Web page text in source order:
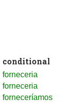
conditional
forneceria
forneceria
forneceríamos